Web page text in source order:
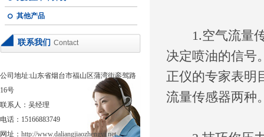
其他产品
联系我们 Contact
公司地址:山东省烟台市福山区蒲湾街銮驾路
16号
联系人：吴经理
电话：15166883749
网址： http://www.daliangjiaozhengyi.net
1.空气流量传
决定喷油的信号
正仪的专家表明
流量传感器两种